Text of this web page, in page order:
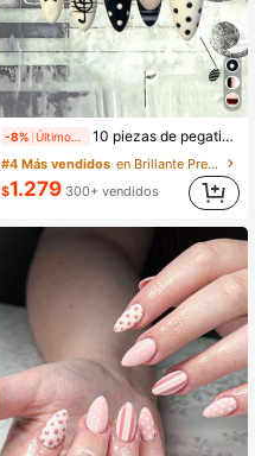
-8% 10 piezas de pegatinas para uñas estilo rockstar a rayas negras y blancas con lunares, con arte de uñas de notas musicales, uñas de gel hechas a mano, que incluyen calcomanías a rayas con lunares y herramientas de aplicación, estético
#4 Más vendidos
en Brillante Presione sobre uñas postizas
$1.279 300+ vendidos